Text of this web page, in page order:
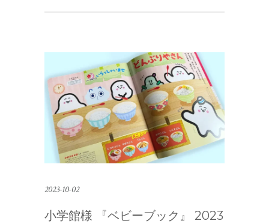
2023-10-02
小学館様 『ベビーブック』 2023